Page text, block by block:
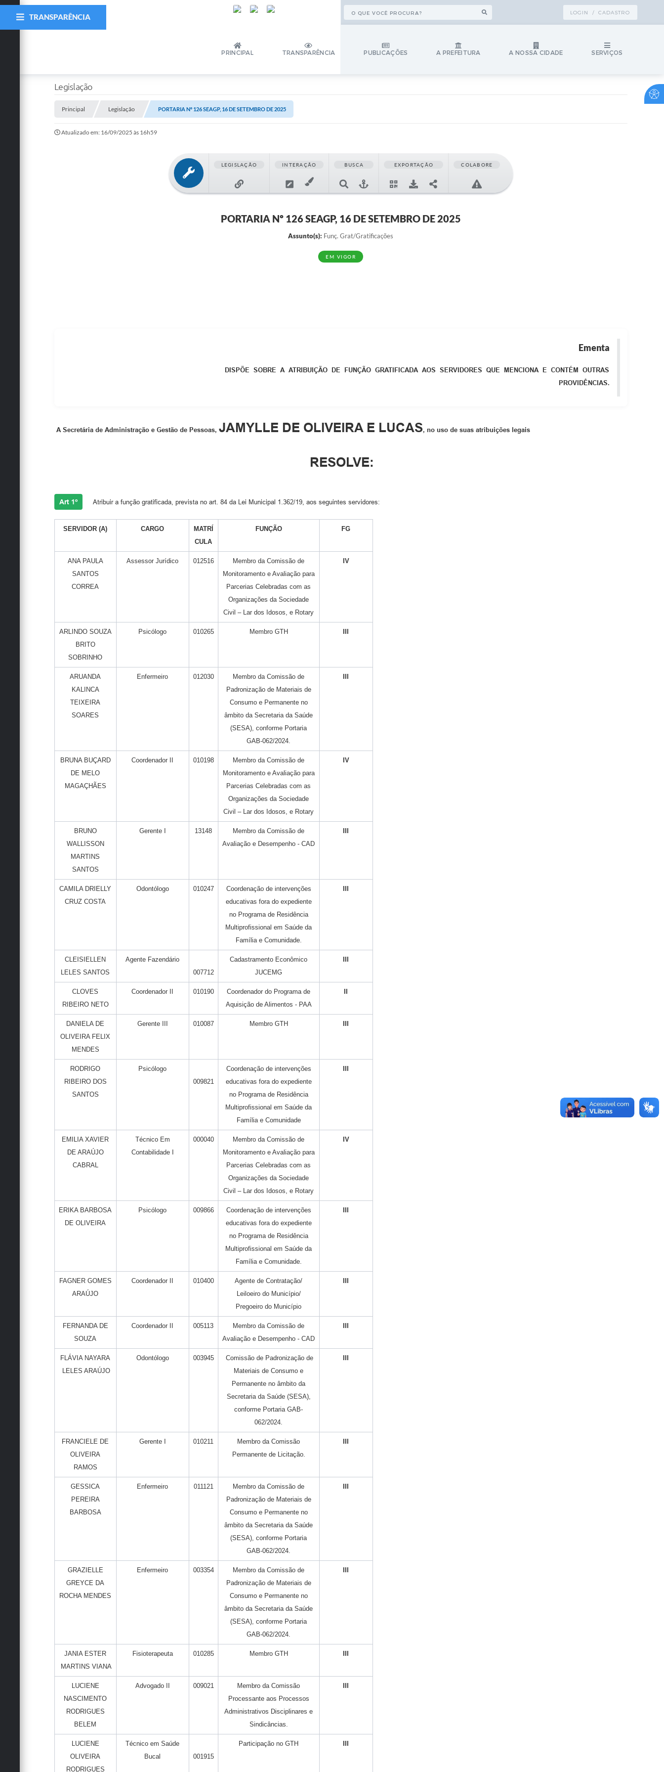
LOGIN / CADASTRO
PRINCIPAL TRANSPARÊNCIA PUBLICAÇÕES A PREFEITURA A NOSSA CIDADE SERVIÇOS
TRANSPARÊNCIA
Legislação
Principal Legislação PORTARIA Nº 126 SEAGP, 16 DE SETEMBRO DE 2025
Atualizado em: 16/09/2025 às 16h59
LEGISLAÇÃO INTERAÇÃO BUSCA EXPORTAÇÃO COLABORE
PORTARIA Nº 126 SEAGP, 16 DE SETEMBRO DE 2025
Assunto(s): Funç. Grat/Gratificações
EM VIGOR
Ementa
DISPÕE SOBRE A ATRIBUIÇÃO DE FUNÇÃO GRATIFICADA AOS SERVIDORES QUE MENCIONA E CONTÉM OUTRAS
PROVIDÊNCIAS.
A Secretária de Administração e Gestão de Pessoas, JAMYLLE DE OLIVEIRA E LUCAS, no uso de suas atribuições legais
RESOLVE:
Art 1º Atribuir a função gratificada, prevista no art. 84 da Lei Municipal 1.362/19, aos seguintes servidores:
SERVIDOR (A) CARGO
MATRÍ
CULA
FUNÇÃO FG
ANA PAULA
SANTOS
CORREA
Assessor Jurídico 012516
Membro da Comissão de
Monitoramento e Avaliação para
Parcerias Celebradas com as
Organizações da Sociedade
Civil – Lar dos Idosos, e Rotary
IV
ARLINDO SOUZA
BRITO
SOBRINHO
Psicólogo 010265 Membro GTH
ARUANDA
KALINCA
TEIXEIRA
SOARES
Enfermeiro 012030
Membro da Comissão de
Padronização de Materiais de
Consumo e Permanente no
âmbito da Secretaria da Saúde
(SESA), conforme Portaria
GAB-062/2024.
BRUNA BUÇARD
DE MELO
MAGAÇHÃES
Coordenador II 010198
Membro da Comissão de
Monitoramento e Avaliação para
Parcerias Celebradas com as
Organizações da Sociedade
Civil – Lar dos Idosos, e Rotary
IV
BRUNO
WALLISSON
MARTINS
SANTOS
Gerente I 13148
Membro da Comissão de
Avaliação e Desempenho - CAD
CAMILA DRIELLY
CRUZ COSTA
Odontólogo 010247
Coordenação de intervenções
educativas fora do expediente
no Programa de Residência
Multiprofissional em Saúde da
Família e Comunidade.
CLEISIELLEN
LELES SANTOS
Agente Fazendário
007712
Cadastramento Econômico
JUCEMG
CLOVES
RIBEIRO NETO
Coordenador II 010190
Coordenador do Programa de
Aquisição de Alimentos - PAA
DANIELA DE
OLIVEIRA FELIX
MENDES
Gerente III 010087 Membro GTH
RODRIGO
RIBEIRO DOS
SANTOS
Psicólogo
009821
Coordenação de intervenções
educativas fora do expediente
no Programa de Residência
Multiprofissional em Saúde da
Família e Comunidade
EMILIA XAVIER
DE ARAÚJO
CABRAL
Técnico Em
Contabilidade I
000040
Membro da Comissão de
Monitoramento e Avaliação para
Parcerias Celebradas com as
Organizações da Sociedade
Civil – Lar dos Idosos, e Rotary
IV
ERIKA BARBOSA
DE OLIVEIRA
Psicólogo 009866
Coordenação de intervenções
educativas fora do expediente
no Programa de Residência
Multiprofissional em Saúde da
Família e Comunidade.
FAGNER GOMES
ARAÚJO
Coordenador II 010400
Agente de Contratação/
Leiloeiro do Município/
Pregoeiro do Município
FERNANDA DE
SOUZA
Coordenador II 005113
Membro da Comissão de
Avaliação e Desempenho - CAD
FLÁVIA NAYARA
LELES ARAÚJO
Odontólogo 003945
Comissão de Padronização de
Materiais de Consumo e
Permanente no âmbito da
Secretaria da Saúde (SESA),
conforme Portaria GAB-
062/2024.
FRANCIELE DE
OLIVEIRA
RAMOS
Gerente I 010211
Membro da Comissão
Permanente de Licitação.
GESSICA
PEREIRA
BARBOSA
Enfermeiro 011121
Membro da Comissão de
Padronização de Materiais de
Consumo e Permanente no
âmbito da Secretaria da Saúde
(SESA), conforme Portaria
GAB-062/2024.
GRAZIELLE
GREYCE DA
ROCHA MENDES
Enfermeiro 003354
Membro da Comissão de
Padronização de Materiais de
Consumo e Permanente no
âmbito da Secretaria da Saúde
(SESA), conforme Portaria
GAB-062/2024.
JANIA ESTER
MARTINS VIANA
Fisioterapeuta 010285 Membro GTH
LUCIENE
NASCIMENTO
RODRIGUES
BELEM
Advogado II 009021
Membro da Comissão
Processante aos Processos
Administrativos Disciplinares e
Sindicâncias.
LUCIENE
OLIVEIRA
RODRIGUES
Técnico em Saúde
Bucal
001915
Participação no GTH